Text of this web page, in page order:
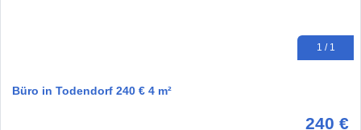
1 / 1
Büro in Todendorf 240 € 4 m²
240 €